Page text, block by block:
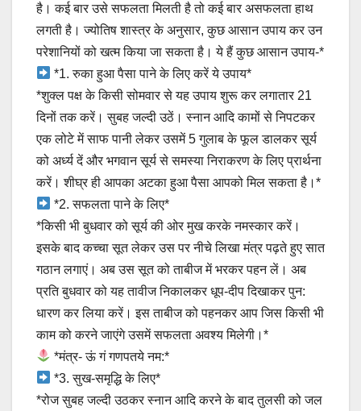
है। कई बार उसे सफलता मिलती है तो कई बार असफलता हाथ
लगती है। ज्योतिष शास्त्र के अनुसार, कुछ आसान उपाय कर उन
परेशानियों को खत्म किया जा सकता है। ये हैं कुछ आसान उपाय-*
*1. रुका हुआ पैसा पाने के लिए करें ये उपाय*
*शुक्ल पक्ष के किसी सोमवार से यह उपाय शुरू कर लगातार 21
दिनों तक करें। सुबह जल्दी उठें। स्नान आदि कामों से निपटकर
एक लोटे में साफ पानी लेकर उसमें 5 गुलाब के फूल डालकर सूर्य
को अर्ध्य दें और भगवान सूर्य से समस्या निराकरण के लिए प्रार्थना
करें। शीघ्र ही आपका अटका हुआ पैसा आपको मिल सकता है।*
*2. सफलता पाने के लिए*
*किसी भी बुधवार को सूर्य की ओर मुख करके नमस्कार करें।
इसके बाद कच्चा सूत लेकर उस पर नीचे लिखा मंत्र पढ़ते हुए सात
गठान लगाएं। अब उस सूत को ताबीज में भरकर पहन लें। अब
प्रति बुधवार को यह तावीज निकालकर धूप-दीप दिखाकर पुन:
धारण कर लिया करें। इस ताबीज को पहनकर आप जिस किसी भी
काम को करने जाएंगे उसमें सफलता अवश्य मिलेगी।*
*मंत्र- ऊं गं गणपतये नम:*
*3. सुख-समृद्धि के लिए*
*रोज सुबह जल्दी उठकर स्नान आदि करने के बाद तुलसी को जल